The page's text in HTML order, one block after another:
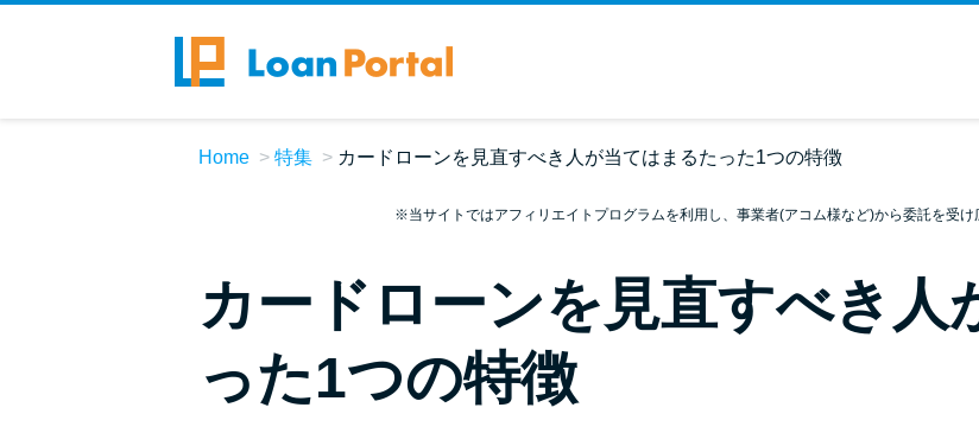
Home 特集 カードローンを見直すべき人が当てはまるたった1つの特徴
※当サイトではアフィリエイトプログラムを利用し、事業者(アコム様など)から委託を受け
カードローンを見直すべき人
った1つの特徴